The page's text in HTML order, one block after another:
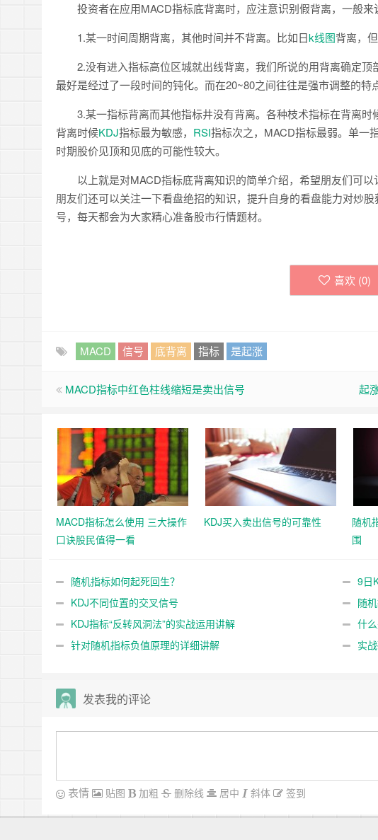
投资者在应用MACD指标底背离时，应注意识别假背离，一般来
1.某一时间周期背离，其他时间并不背离。比如日k线图背离，
2.没有进入指标高位区城就出线背离，我们所说的用背离确定顶
最好是经过了一段时间的钝化。而在20~80之间往往是强市调整的特
3.某一指标背离而其他指标井没有背离。各种枝术指标在背离时
背离时候KDJ指标最为敏感， RSI指标次之，MACD指标最弱。单一
时期股价见顶和见底的可能性较大。
以上就是对MACD指标底背离知识的简单介绍，希望朋友们可以
朋友们还可以关注一下看盘绝招的知识，提升自身的看盘能力对炒
号，每天都会为大家精心准备股市行情题材。
喜欢 (0)
MACD 信号 底背离 指标 是起涨
MACD指标中红色柱线缩短是卖出信号 起
MACD指标怎么使用 三大操作
口诀股民值得一看
KDJ买入卖出信号的可靠性
随机
围
随机指标如何起死回生？
9日
KDJ不同位置的交叉信号
随
KDJ指标“反转风洞法”的实战运用讲解
什
针对随机指标负值原理的详细讲解
实
发表我的评论
表情 贴图 加粗 删除线 居中 斜体 签到